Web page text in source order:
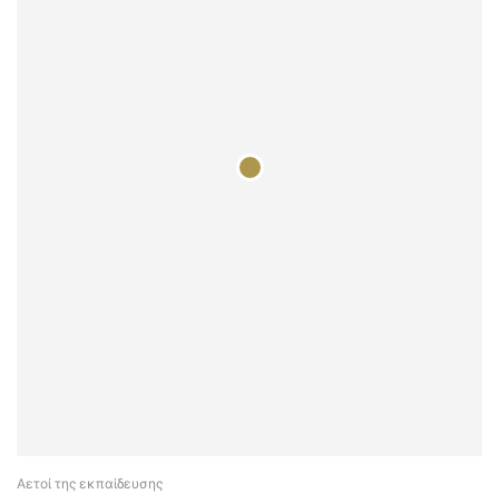
Αετοί της εκπαίδευσης